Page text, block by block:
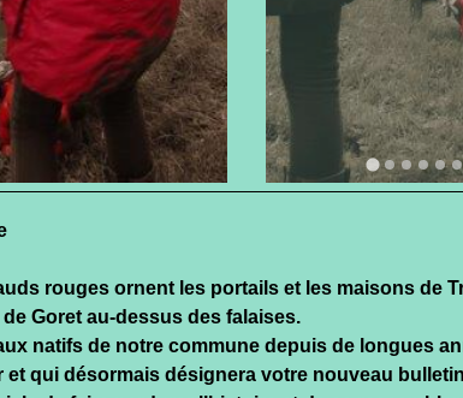
rouges ornent les portails et les maisons de
Goret au-dessus des falaises.
natifs de notre commune depuis de longues
et qui désormais désignera votre nouveau